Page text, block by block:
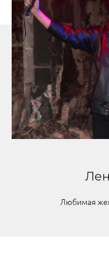
Любимая